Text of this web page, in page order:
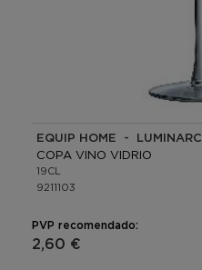
EQUIP HOME - LUMINARC
COPA VINO VIDRIO
19CL
9211103
PVP recomendado:
2,60 €